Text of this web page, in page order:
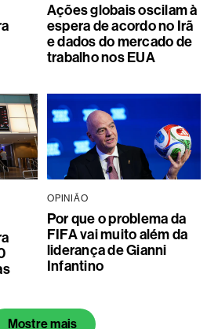
Ações globais oscilam à
espera de acordo no Irã
e dados do mercado de
trabalho nos EUA
OPINIÃO
Por que o problema da
FIFA vai muito além da
liderança de Gianni
Infantino
Mostre mais